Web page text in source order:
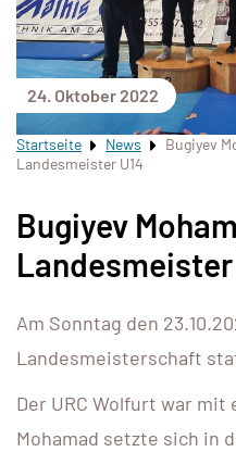
24. Oktober 2022
Startseite News
Bugiyev
Landesmeister U14
Bugiyev
Landesmeister
Am Sonntag den
Landesmeisterschaft
Der URC Wolfurt war
Mohamad setzte sich in